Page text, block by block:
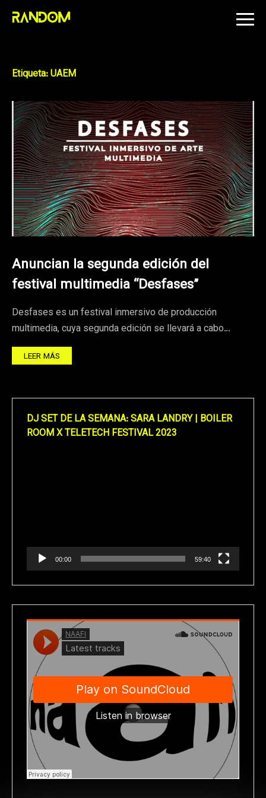
Skip
Etiqueta:UAEM
Anuncian la segunda edición del
festival multimedia “Desfases”
Desfases es un festival inmersivo de producción
multimedia, cuya segunda edición se llevará a cabo…
LEER MÁS
DJ SET DE LA SEMANA: SARA LANDRY | BOILER
ROOM X TELETECH FESTIVAL 2023
00:00 59:40